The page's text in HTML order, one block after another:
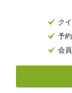
ク
予
会